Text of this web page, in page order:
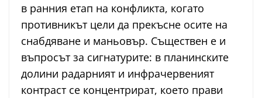
в ранния етап на конфликта, когато
противникът цели да прекъсне осите на
снабдяване и маньовър. Съществен е и
въпросът за сигнатурите: в планинските
долини радарният и инфрачервеният
контраст се концентрират, което прави